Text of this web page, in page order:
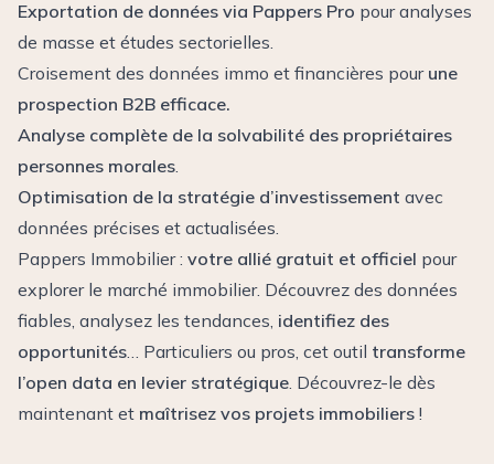
Exportation de données via Pappers Pro pour analyses
de masse et études sectorielles.
Croisement des données immo et financières pour une
prospection B2B efficace.
Analyse complète de la solvabilité des propriétaires
personnes morales.
Optimisation de la stratégie d’investissement avec
données précises et actualisées.
Pappers Immobilier : votre allié gratuit et officiel pour
explorer le marché immobilier. Découvrez des données
fiables, analysez les tendances, identifiez des
opportunités… Particuliers ou pros, cet outil transforme
l’open data en levier stratégique. Découvrez-le dès
maintenant et maîtrisez vos projets immobiliers !